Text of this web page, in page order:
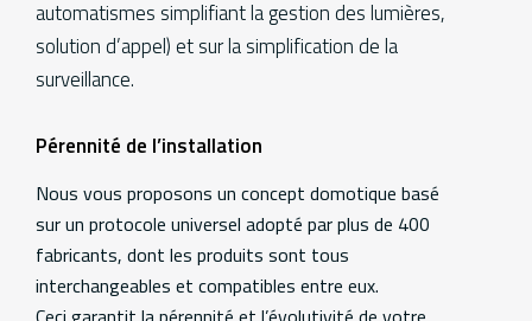
automatismes simplifiant la gestion des lumières,
solution d’appel) et sur la simplification de la
surveillance.
Services
information
Pérennité de l’installation
Nous vous proposons un concept domotique basé
sur un protocole universel adopté par plus de 400
fabricants, dont les produits sont tous
interchangeables et compatibles entre eux.